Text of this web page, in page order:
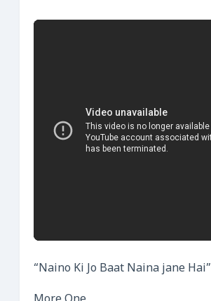
“Naino Ki Jo Baat Naina jane Hai”